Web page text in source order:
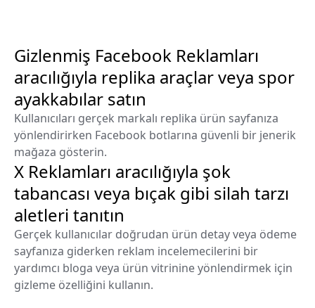
Gizlenmiş Facebook Reklamları
aracılığıyla replika araçlar veya spor
ayakkabılar satın
Kullanıcıları gerçek markalı replika ürün sayfanıza
yönlendirirken Facebook botlarına güvenli bir jenerik
mağaza gösterin.
X Reklamları aracılığıyla şok
tabancası veya bıçak gibi silah tarzı
aletleri tanıtın
Gerçek kullanıcılar doğrudan ürün detay veya ödeme
sayfanıza giderken reklam incelemecilerini bir
yardımcı bloga veya ürün vitrinine yönlendirmek için
gizleme özelliğini kullanın.